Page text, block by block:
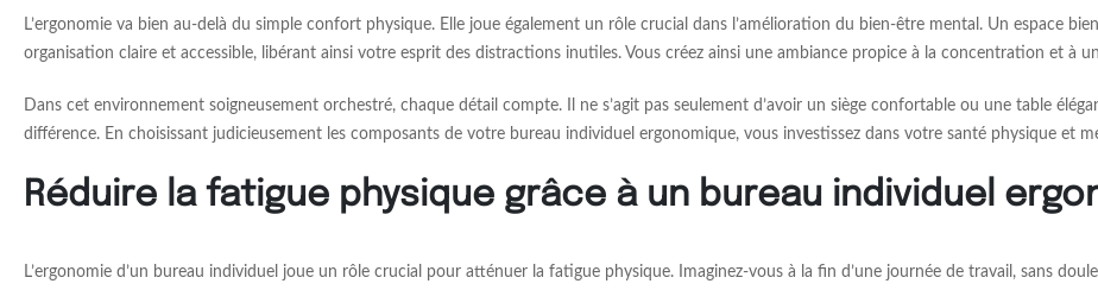
L’ergonomie va bien au-delà du simple confort physique. Elle joue également un rôle crucial dans l’amélioration du bien-être mental. Un espace
organisation claire et accessible, libérant ainsi votre esprit des distractions inutiles. Vous créez ainsi une ambiance propice à la concentration et à
Dans cet environnement soigneusement orchestré, chaque détail compte. Il ne s’agit pas seulement d’avoir un siège confortable ou une table
différence. En choisissant judicieusement les composants de votre bureau individuel ergonomique, vous investissez dans votre santé physique et
Réduire la fatigue physique grâce à un bureau individuel
L’ergonomie d’un bureau individuel joue un rôle crucial pour atténuer la fatigue physique. Imaginez-vous à la fin d’une journée de travail, sans